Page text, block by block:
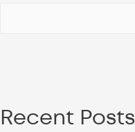
Recent Posts